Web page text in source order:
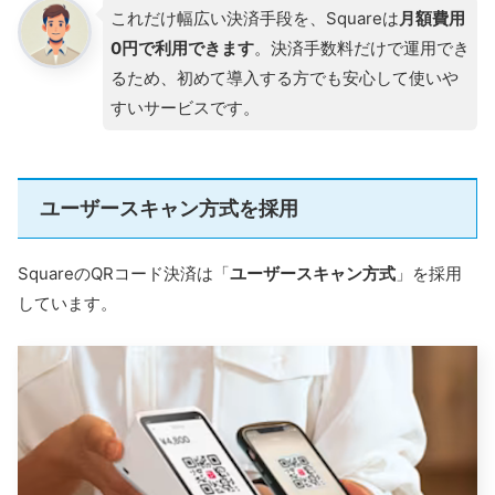
これだけ幅広い決済手段を、Squareは 月額費用
0円で利用できます。決済手数料だけで運用でき
るため、初めて導入する方でも安心して使いや
すいサービスです。
ユーザースキャン方式を採用
SquareのQRコード決済は「ユーザースキャン方式 」を採用
しています。